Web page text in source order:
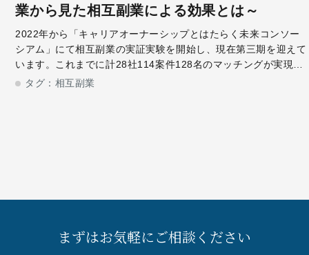
業から見た相互副業による効果とは～
2022年から「キャリアオーナーシップとはたらく未来コンソー
シアム」にて相互副業の実証実験を開始し、現在第三期を迎えて
います。これまでに計28社114案件128名のマッチングが実現、
相互副業が誕生しました。今回は相互副業を実施した、日本たば
タグ： 相互副業
まずはお気軽にご相談ください